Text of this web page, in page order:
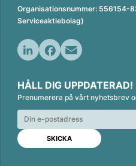
Organisationsnummer: 556154-
Serviceaktiebolag)
n
k
e
d
n
c
e
b
o
o
k
a
i
l
HÅLL DIG UPPDATERAD!
Prenumerera på vårt nyhetsbrev